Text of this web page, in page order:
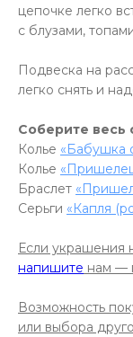
цепочке легко
с блузами,
Подвеска на
легко снять и
Соберите весь
Колье «Бабушка
Колье
Браслет
Серьги «Капля
Если украшения
напишите нам —
Возможность
или выбора